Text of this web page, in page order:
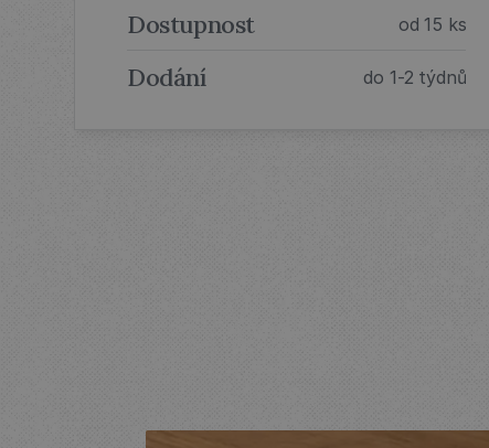
Dostupnost od 15 ks
Dodání do 1-2 týdnů